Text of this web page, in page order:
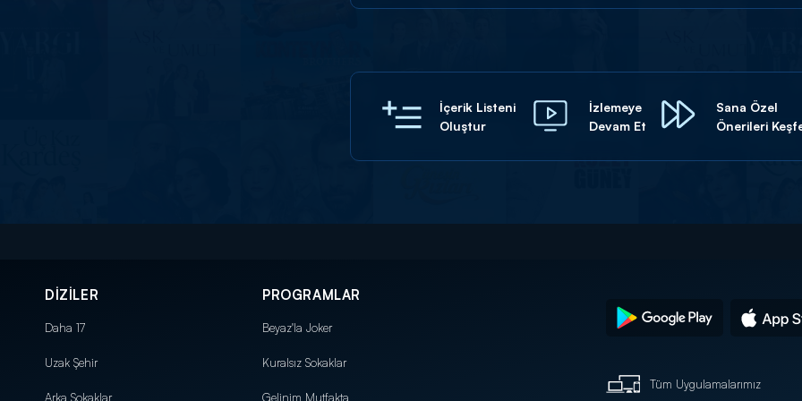
İçerik Listeni
Oluştur
İzlemeye
Devam Et
Sana Özel
Önerileri
DİZİLER
Daha 17
Uzak Şehir
Arka Sokaklar
PROGRAMLAR
Beyaz'la Joker
Kuralsız Sokaklar
Gelinim Mutfakta
Tüm Uygulamalarımız